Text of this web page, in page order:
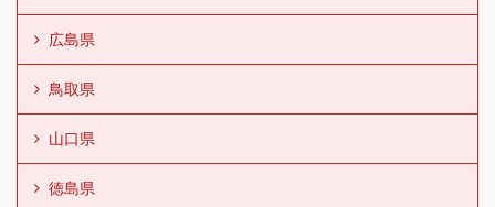
広島県
鳥取県
山口県
徳島県